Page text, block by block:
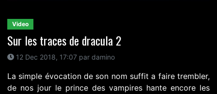
Video
Sur les traces de dracula 2
12 Dec 2018, 17:07 par damino
La simple évocation de son nom suffit a faire trembler,
de nos jour le prince des vampires hante encore les